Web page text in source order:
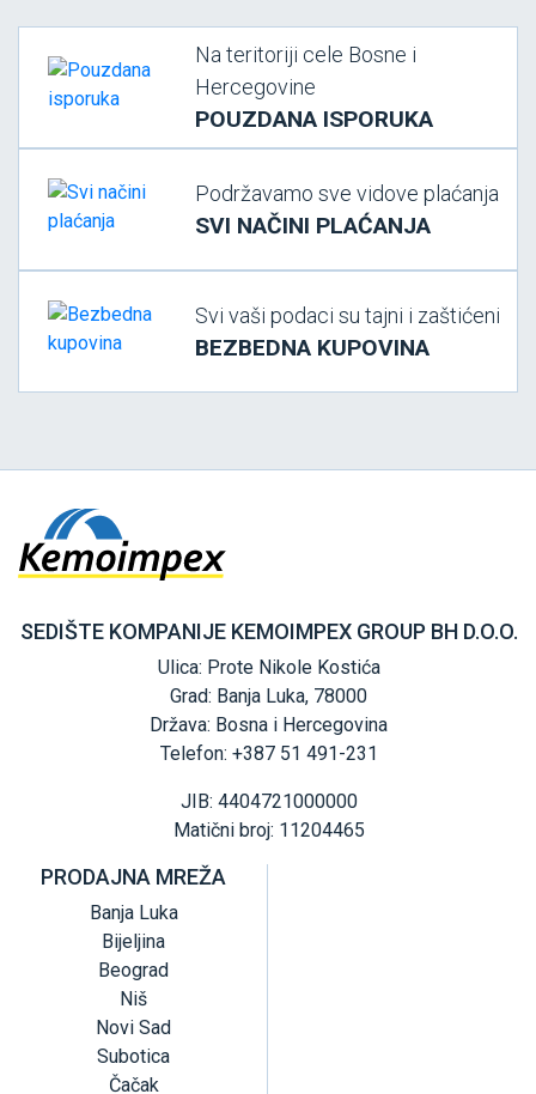
Na teritoriji cele Bosne i
Hercegovine
POUZDANA ISPORUKA
Podržavamo sve vidove plaćanja
SVI NAČINI PLAĆANJA
Svi vaši podaci su tajni i zaštićeni
BEZBEDNA KUPOVINA
SEDIŠTE KOMPANIJE KEMOIMPEX GROUP BH D.O.O.
Ulica: Prote Nikole Kostića
Grad: Banja Luka, 78000
Država: Bosna i Hercegovina
Telefon: +387 51 491-231
JIB: 4404721000000
Matični broj: 11204465
PRODAJNA MREŽA
Banja Luka
Bijeljina
Beograd
Niš
Novi Sad
Subotica
Čačak